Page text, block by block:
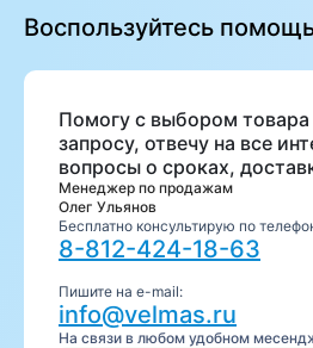
Воспользуйтесь
Помогу с выбором
запросу, отвечу на все
вопросы о сроках,
Менеджер по продажам
Олег Ульянов
Бесплатно консультирую по
8-812-424-18-63
Пишите на e-mail:
info@velmas.ru
На связи в любом удобном